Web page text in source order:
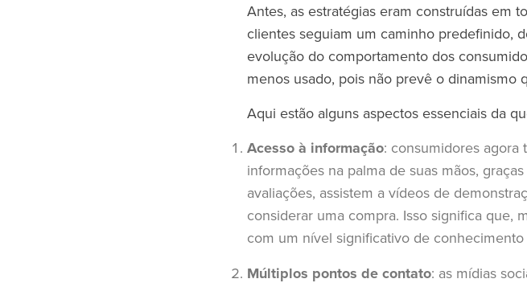
Antes, as estratégias eram construídas em
clientes seguiam um caminho predefinido,
evolução do comportamento dos
menos usado, pois não prevê o dinamismo
Aqui estão alguns aspectos essenciais da
Acesso à informação: consumidores agora
informações na palma de suas mãos,
avaliações, assistem a vídeos de
considerar uma compra. Isso significa que,
com um nível significativo de
Múltiplos pontos de contato: as mídias